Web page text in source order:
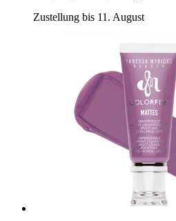
Zustellung bis 11. August